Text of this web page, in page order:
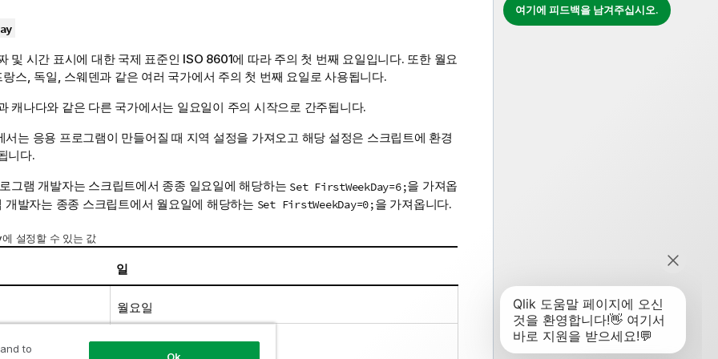
여기에 피드백을 남겨주십시오.
및 시간 표시에 대한 국제 표준인 ISO 8601에 따라 주의 첫 번째 요일입니다. 또한 월요
스, 독일, 스웨덴과 같은 여러 국가에서 주의 첫 번째 요일로 사용됩니다.
캐나다와 같은 다른 국가에서는 일요일이 주의 시작으로 간주됩니다.
서는 응용 프로그램이 만들어질 때 지역 설정을 가져오고 해당 설정은 스크립트에 환경
니다.
그램 개발자는 스크립트에서 종종 일요일에 해당하는 Set FirstWeekDay=6;을 가져옵
개발자는 종종 스크립트에서 월요일에 해당하는 Set FirstWeekDay=0;을 가져옵니다.
설정할 수 있는 값
일
월요일
화요일
to